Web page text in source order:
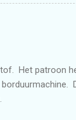
Het patroon